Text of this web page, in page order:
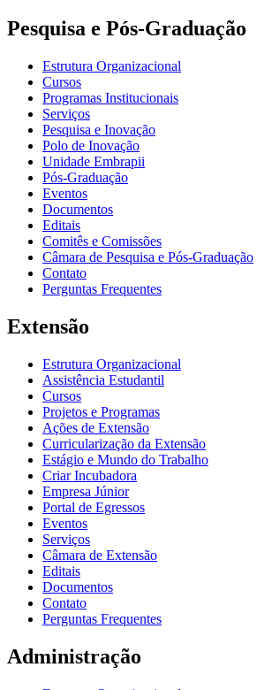
Pesquisa e Pós-Graduação
Estrutura Organizacional
Cursos
Programas Institucionais
Serviços
Pesquisa e Inovação
Polo de Inovação
Unidade Embrapii
Pós-Graduação
Eventos
Documentos
Editais
Comitês e Comissões
Câmara de Pesquisa e Pós-Graduação
Contato
Perguntas Frequentes
Extensão
Estrutura Organizacional
Assistência Estudantil
Cursos
Projetos e Programas
Ações de Extensão
Curricularização da Extensão
Estágio e Mundo do Trabalho
Criar Incubadora
Empresa Júnior
Portal de Egressos
Eventos
Serviços
Câmara de Extensão
Editais
Documentos
Contato
Perguntas Frequentes
Administração